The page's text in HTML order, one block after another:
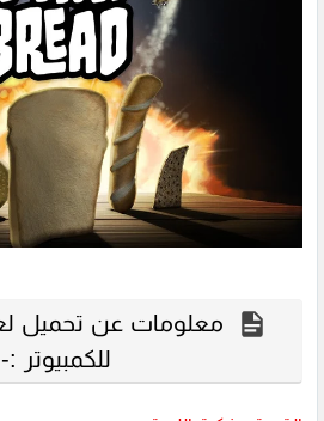
للكمبيوتر :-